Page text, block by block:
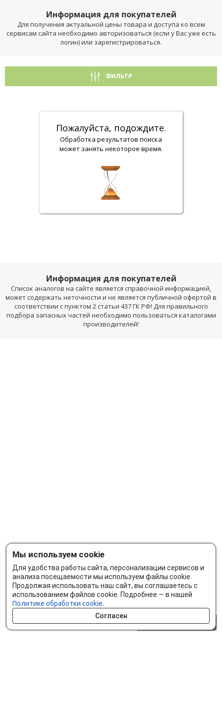
Информация для покупателей
Для получения актуальной цены товара и доступа ко всем
сервисам сайта необходимо авторизоваться (если у Вас уже есть
логин) или зарегистрироваться.
ФИЛЬТР
Пожалуйста, подождите.
Обработка результатов поиска
может занять некоторое время.
Информация для покупателей
Список аналогов на сайте является справочной информацией,
может содержать неточности и не является публичной офертой в
соответствии с пунктом 2 статьи 437 ГК РФ! Для правильного
подбора запасных частей необходимо пользоваться каталогами
производителей!
Мы используем cookie
Для удобства работы сайта, персонализации сервисов и
анализа посещаемости мы используем файлы cookie.
Продолжая использовать наш сайт, вы соглашаетесь с
использованием файлов cookie. Подробнее — в нашей
Политике обработки cookie.
Согласен